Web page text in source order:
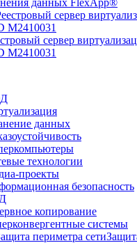
данных FlexApp®
сервер
М2410031
данных
технологии
проекты
безопасность
копирование
системы